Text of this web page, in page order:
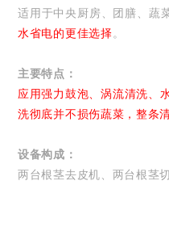
适用于中央厨房、团膳、蔬
水省电的更佳选择。
主要特点：
应用强力鼓泡、涡流清洗、
洗彻底并不损伤蔬菜，整条
设备构成：
两台根茎去皮机、两台根茎